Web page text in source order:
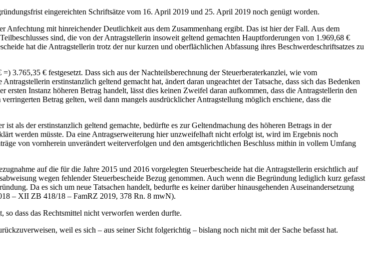
eingereichten Schriftsätze vom 16. April 2019 und 25. April 2019 noch genügt worden.
mit hinreichender Deutlichkeit aus dem Zusammenhang ergibt. Das ist hier der Fall. Aus dem
sind, die von der Antragstellerin insoweit geltend gemachten Hauptforderungen von 1.969,68 €
hat die Antragstellerin trotz der nur kurzen und oberflächlichen Abfassung ihres Beschwerdeschriftsatzes zu
3.765,35 € festgesetzt. Dass sich aus der Nachteilsberechnung der Steuerberaterkanzlei, wie vom
erstinstanzlich geltend gemacht hat, ändert daran ungeachtet der Tatsache, dass sich das Bedenken
ersten Instanz höheren Betrag handelt, lässt dies keinen Zweifel daran aufkommen, dass die Antragstellerin den
Betrag gelten, weil dann mangels ausdrücklicher Antragstellung möglich erschiene, dass die
als der erstinstanzlich geltend gemachte, bedürfte es zur Geltendmachung des höheren Betrags in der
werden müsste. Da eine Antragserweiterung hier unzweifelhaft nicht erfolgt ist, wird im Ergebnis noch
von vornherein unverändert weiterverfolgen und den amtsgerichtlichen Beschluss mithin in vollem Umfang
auf die für die Jahre 2015 und 2016 vorgelegten Steuerbescheide hat die Antragstellerin ersichtlich auf
wegen fehlender Steuerbescheide Bezug genommen. Auch wenn die Begründung lediglich kurz gefasst
Da es sich um neue Tatsachen handelt, bedurfte es keiner darüber hinausgehenden Auseinandersetzung
– XII ZB 418/18 – FamRZ 2019, 378 Rn. 8 mwN).
dass das Rechtsmittel nicht verworfen werden durfte.
weil es sich – aus seiner Sicht folgerichtig – bislang noch nicht mit der Sache befasst hat.